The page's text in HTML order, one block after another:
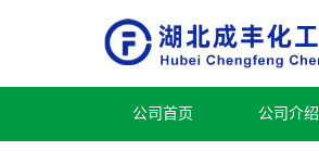
公司首页 公司介绍